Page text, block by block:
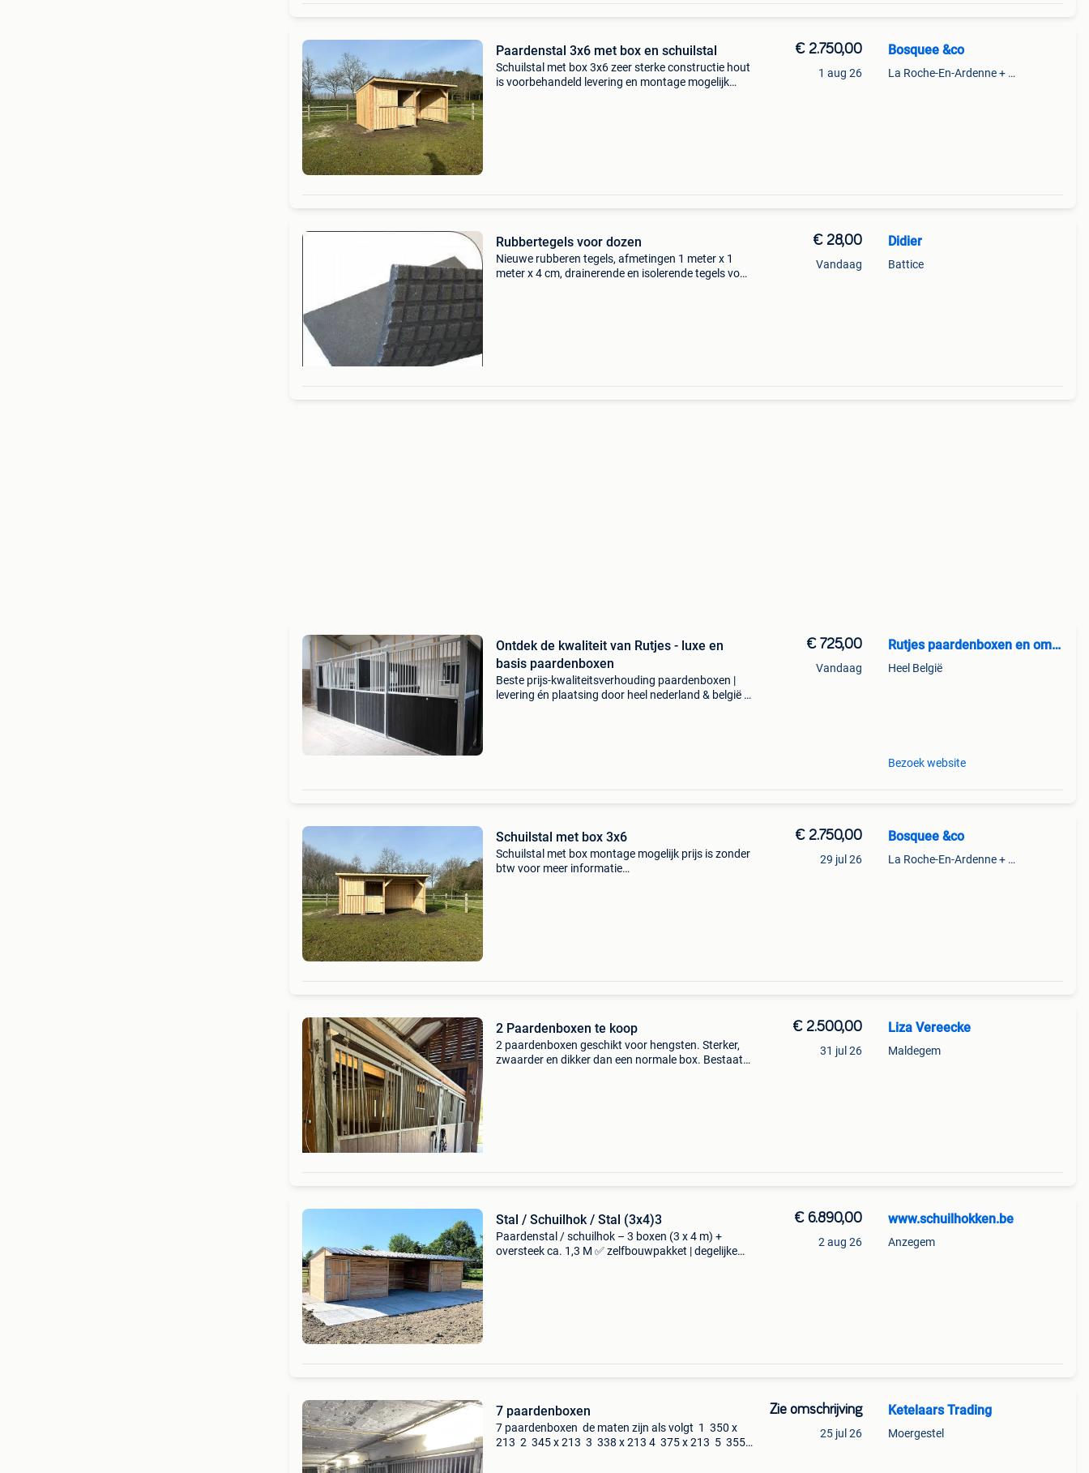
Paardenstal 3x6 met box en schuilstal
Schuilstal met box 3x6 zeer sterke constructie hout
is voorbehandeld levering en montage mogelijk
€ 2.750,00
1 aug 26
Bosquee &co
La Roche-En-Ardenne + Partie De Marcourt
Rubbertegels voor dozen
Nieuwe rubberen tegels, afmetingen 1 meter x 1
meter x 4 cm, drainerende en isolerende tegels voor
€ 28,00
Vandaag
Didier
Battice
Ontdek de kwaliteit van Rutjes - luxe en
basis paardenboxen
Beste prijs-kwaliteitsverhouding paardenboxen |
levering én plaatsing door heel nederland & belgië |
€ 725,00
Vandaag
Rutjes paardenboxen en omheiningen
Heel België
Bezoek website
Schuilstal met box 3x6
Schuilstal met box montage mogelijk prijs is zonder
btw voor meer informatie
€ 2.750,00
29 jul 26
Bosquee &co
La Roche-En-Ardenne + Partie De Marcourt
2 Paardenboxen te koop
2 paardenboxen geschikt voor hengsten. Sterker,
zwaarder en dikker dan een normale box. Bestaat
€ 2.500,00
31 jul 26
Liza Vereecke
Maldegem
Stal / Schuilhok / Stal (3x4)3
Paardenstal / schuilhok – 3 boxen (3 x 4 m) +
oversteek ca. 1,3 M ✅ zelfbouwpakket | degelijke
€ 6.890,00
2 aug 26
www.schuilhokken.be
Anzegem
7 paardenboxen
7 paardenboxen de maten zijn als volgt 1 350 x
213 2 345 x 213 3 338 x 213 4 375 x 213 5 355
Zie omschrijving
25 jul 26
Ketelaars Trading
Moergestel